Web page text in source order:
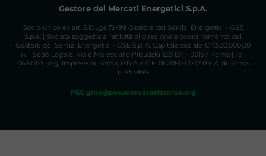
Gestore dei Mercati Energetici S.p.A.
Socio unico ex art. 5 D.Lgs 79/99 Gestore dei Servizi Energetici - GSE
S.p.A. | Società soggetta all'attività di direzione e coordinamento del
Gestore dei Servizi Energetici - GSE S.p. A. Capitale sociale € 7.500.000,00
iv. | Sede Legale: Viale Maresciallo Pilsudski 122/124 - 00197 Roma | Tel.
06.80121 Reg. Imprese di Roma, P.IVA e C.F. 06208031002 R.E.A. di Roma
n. 953866
PEC gme@pec.mercatoelettrico.org